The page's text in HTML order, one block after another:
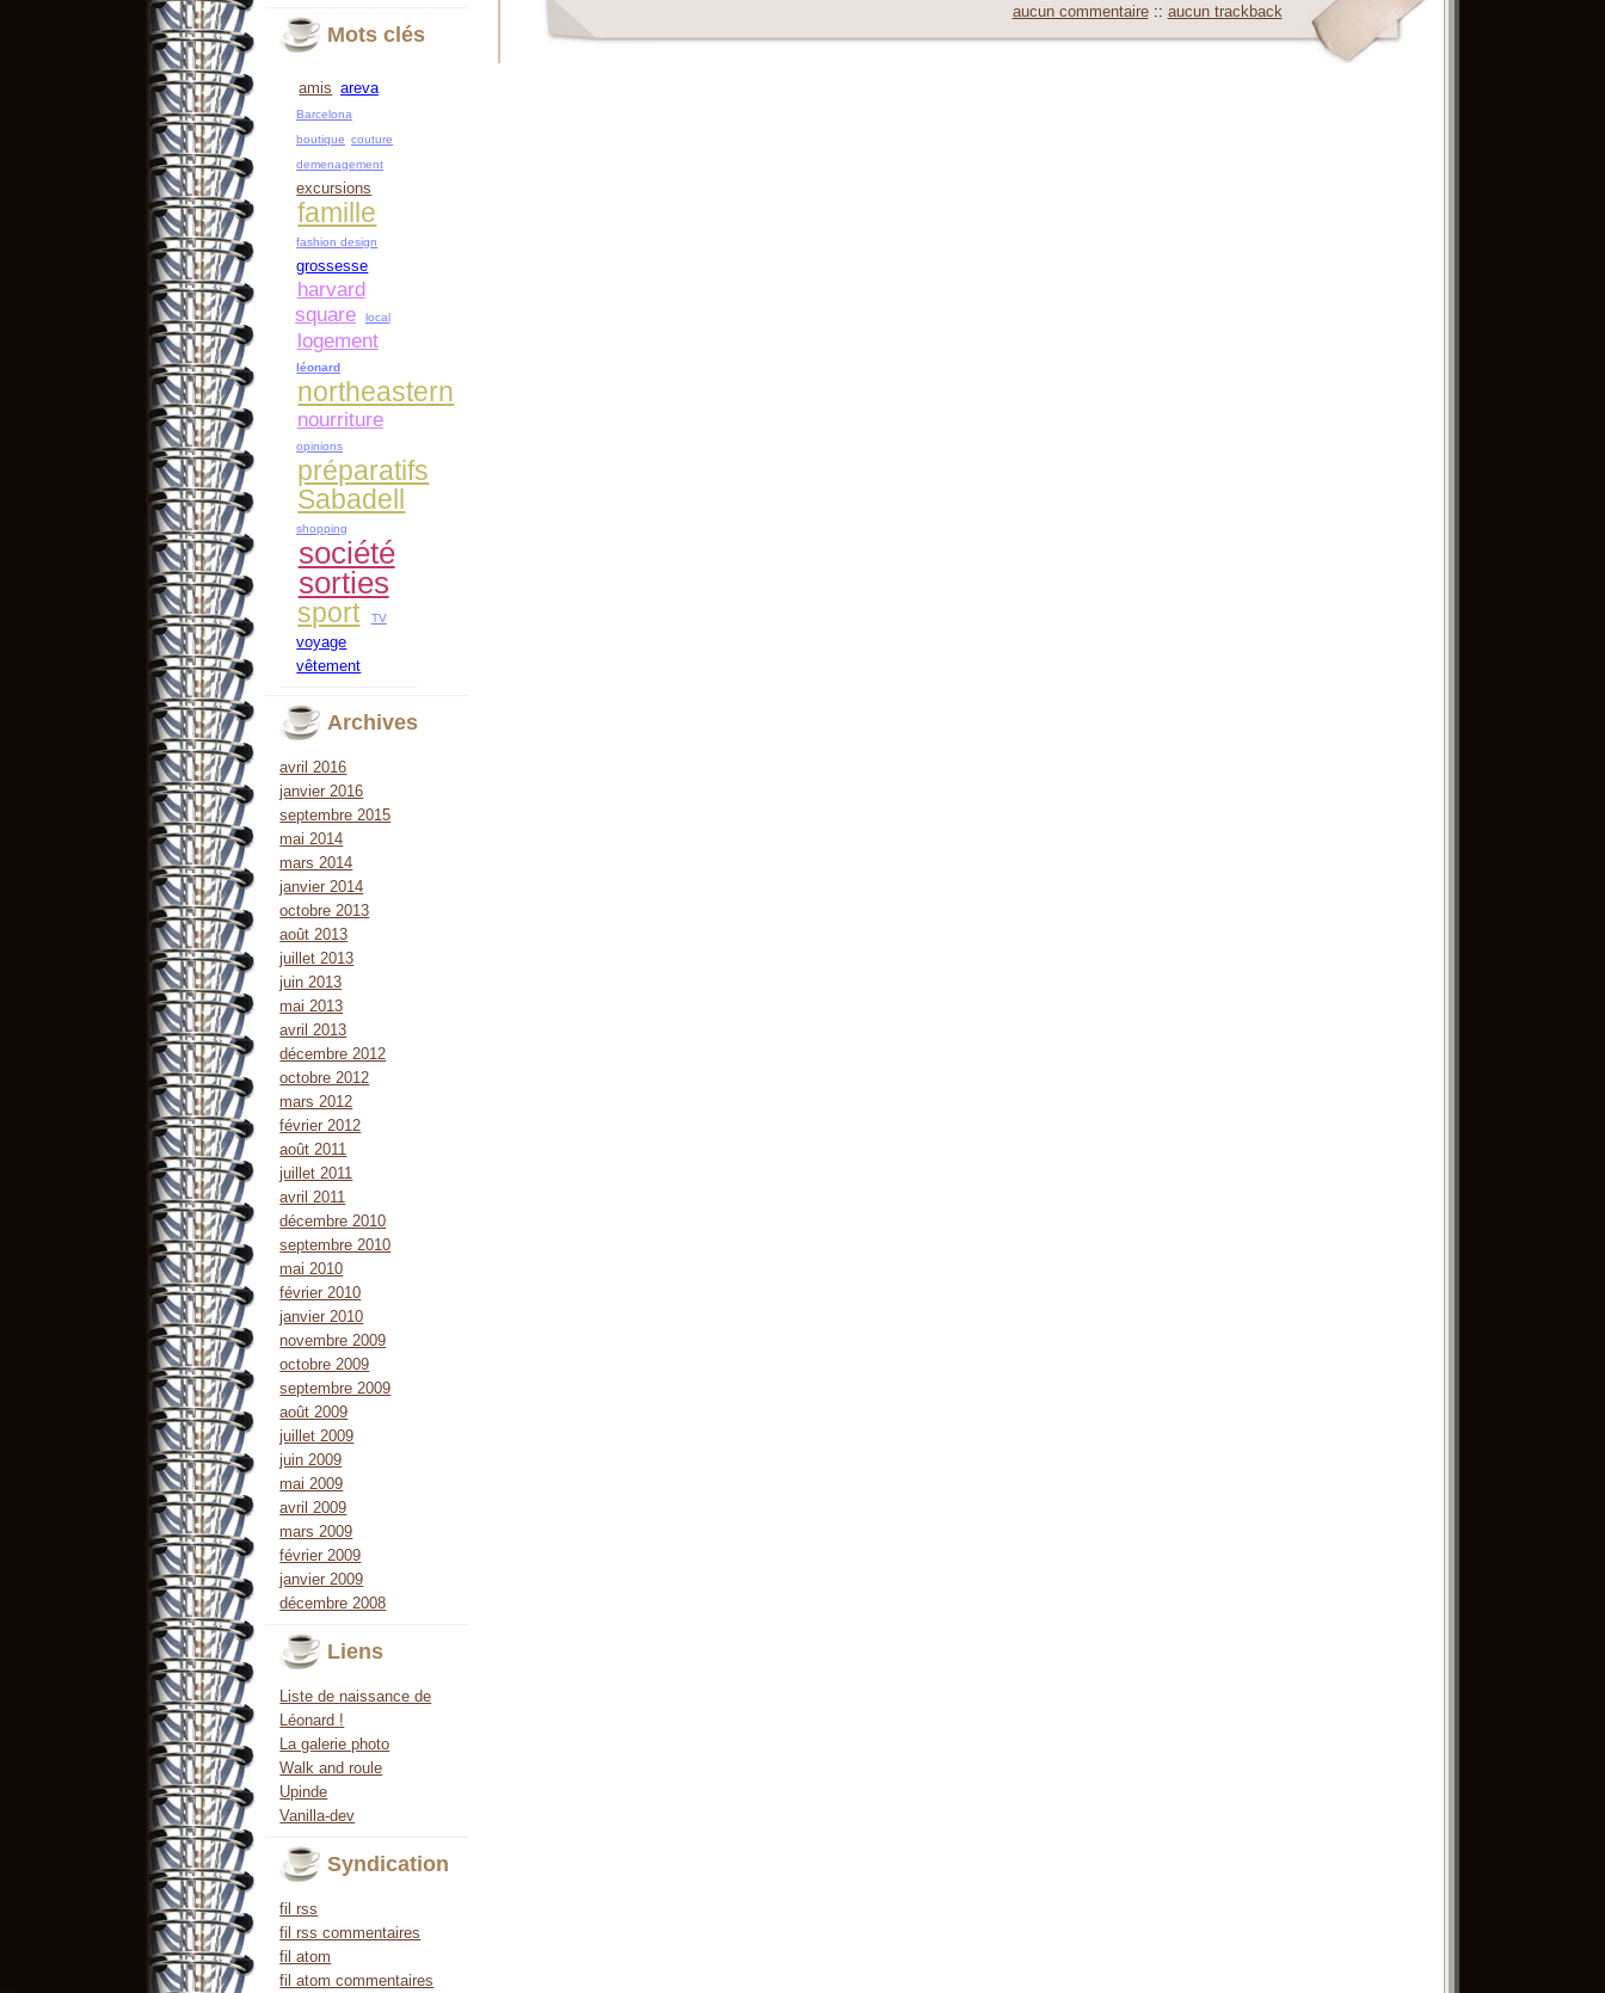
Mots clés
amis areva
Barcelona
boutique couture
demenagement
excursions
famille
fashion design
grossesse
harvard
square
local
logement
léonard
northeastern
nourriture
opinions
préparatifs
Sabadell
shopping
société
sorties
sport TV
voyage
vêtement
Archives
avril 2016
janvier 2016
septembre 2015
mai 2014
mars 2014
janvier 2014
octobre 2013
août 2013
juillet 2013
juin 2013
mai 2013
avril 2013
décembre 2012
octobre 2012
mars 2012
février 2012
août 2011
juillet 2011
avril 2011
décembre 2010
septembre 2010
mai 2010
février 2010
janvier 2010
novembre 2009
octobre 2009
septembre 2009
août 2009
juillet 2009
juin 2009
mai 2009
avril 2009
mars 2009
février 2009
janvier 2009
décembre 2008
Liens
Liste de naissance de
Léonard !
La galerie photo
Walk and roule
Upinde
Vanilla-dev
Syndication
fil rss
fil rss commentaires
fil atom
fil atom commentaires
aucun commentaire :: aucun trackback